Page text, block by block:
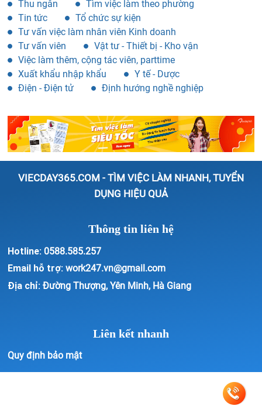
Thu ngân
Tìm việc làm theo phường
Tin tức
Tổ chức sự kiện
Tư vấn việc làm nhân viên Kinh doanh
Tư vấn viên
Vật tư - Thiết bị - Kho vận
Việc làm thêm, cộng tác viên, parttime
Xuất khẩu nhập khẩu
Y tế - Dược
Điện - Điện tử
Định hướng nghề nghiệp
VIECDAY365.COM - TÌM VIỆC LÀM NHANH, TUYỂN
DỤNG HIỆU QUẢ
Thông tin liên hệ
Hotline: 0588.585.257
Email hỗ trợ: work247.vn@gmail.com
Địa chỉ: Đường Thượng, Yên Minh, Hà Giang
Liên kết nhanh
Quy định bảo mật